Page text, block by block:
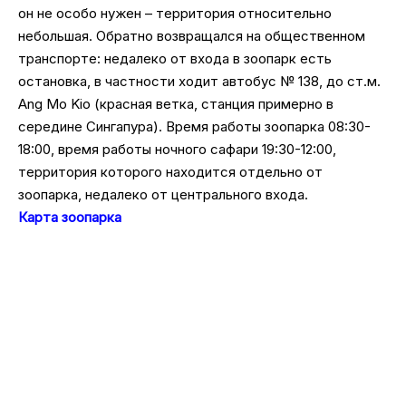
он не особо нужен – территория относительно
небольшая. Обратно возвращался на общественном
транспорте: недалеко от входа в зоопарк есть
остановка, в частности ходит автобус № 138, до ст.м.
Ang Mo Kio (красная ветка, станция примерно в
середине Сингапура). Время работы зоопарка 08:30-
18:00, время работы ночного сафари 19:30-12:00,
территория которого находится отдельно от
зоопарка, недалеко от центрального входа.
Карта зоопарка